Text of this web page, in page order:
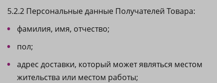
5.2.2 Персональные данные Получателей Товара:
фамилия, имя, отчество;
пол;
адрес доставки, который может являться местом
жительства или местом работы;